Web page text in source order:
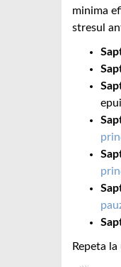
minima
stresul
Repeta